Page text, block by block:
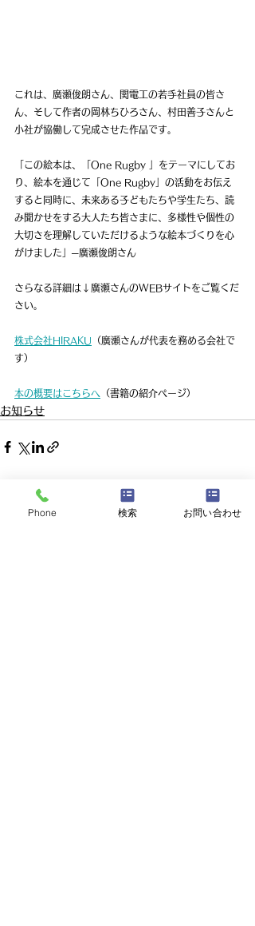
これは、廣瀬俊朗さん、関電工の若手社員の皆さ
ん、そして作者の岡林ちひろさん、村田善子さんと
小社が協働して完成させた作品です。
「この絵本は、「One Rugby 」をテーマにしてお
り、絵本を通じて「One Rugby」の活動をお伝え
すると同時に、未来ある子どもたちや学生たち、読
み聞かせをする大人たち皆さまに、多様性や個性の
大切さを理解していただけるような絵本づくりを心
がけました」─廣瀬俊朗さん
さらなる詳細は↓廣瀬さんのWEBサイトをご覧くだ
さい。
株式会社HIRAKU （廣瀬さんが代表を務める会社で
す）
本の概要はこちらへ （書籍の紹介ページ）
お知らせ
最新記事 すべて表示
Phone 検索 お問い合わせ